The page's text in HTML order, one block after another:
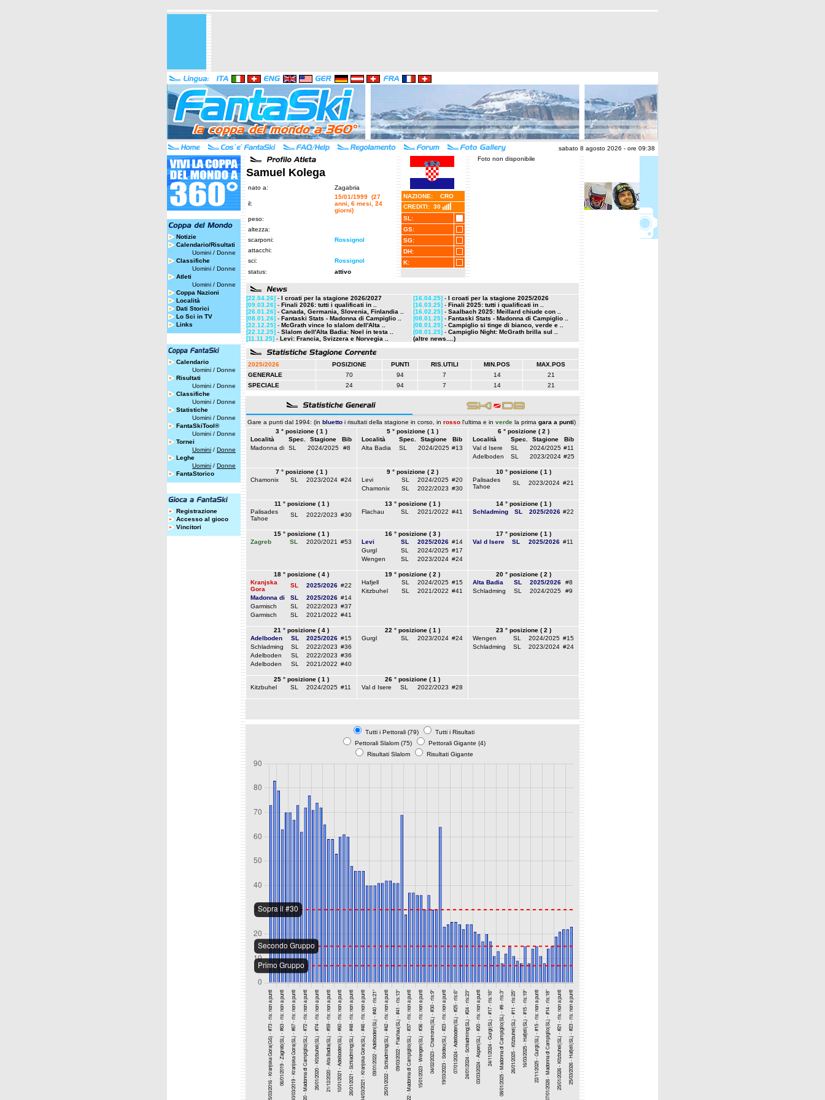
sabato 8 agosto 2026 - ore 09:38
Notizie
Calendario/Risultati
Uomini / Donne
Classifiche
Uomini / Donne
Atleti
Uomini / Donne
Coppa Nazioni
Località
Dati Storici
Lo Sci in TV
Links
Calendario
Uomini / Donne
Risultati
Uomini / Donne
Classifiche
Uomini / Donne
Statistiche
Uomini / Donne
FantaSkiTool®
Uomini / Donne
Tornei
Uomini / Donne
Leghe
Uomini / Donne
FantaStorico
Registrazione
Accesso al gioco
Vincitori
Samuel Kolega
nato a: Zagabria
il:
15/01/1999 (27
anni, 6 mesi, 24
giorni)
peso:
altezza:
scarponi:
Rossignol
attacchi:
sci:
Rossignol
status:
attivo
NAZIONE: CRO
CREDITI: 30
SL:
GS:
SG:
DH:
K:
Foto non disponibile
[22.04.26] - I croati per la stagione 2026/2027
[09.03.26] - Finali 2026: tutti i qualificati in ..
[26.01.26] - Canada, Germania, Slovenia, Finlandia ..
[08.01.26] - Fantaski Stats - Madonna di Campiglio ..
[22.12.25] - McGrath vince lo slalom dell'Alta ..
[22.12.25] - Slalom dell'Alta Badia: Noel in testa ..
[11.11.25] - Levi: Francia, Svizzera e Norvegia ..
[16.04.25] - I croati per la stagione 2025/2026
[16.03.25] - Finali 2025: tutti i qualificati in ..
[16.02.25] - Saalbach 2025: Meillard chiude con ..
[08.01.25] - Fantaski Stats - Madonna di Campiglio ..
[08.01.25] - Campiglio si tinge di bianco, verde e ..
[08.01.25] - Campiglio Night: McGrath brilla sul ..
(altre news....)
2025/2026 POSIZIONE PUNTI RIS.UTILI MIN.POS
MAX.POS
GENERALE
70 94 7 14
21
SPECIALE
24 94 7 14 21
Gare a punti dal 1994: (in bluetto i risultati della stagione in corso, in rosso l'ultima e in verde la prima gara a punti)
3 ° posizione ( 1 )
Località
Spec. Stagione
Bib
Madonna di
SL 2024/2025 #8
5 ° posizione ( 1 )
Località
Spec. Stagione
Bib
Alta Badia
SL 2024/2025 #13
6 ° posizione ( 2 )
Località
Spec. Stagione
Bib
Val d Isere
SL 2024/2025 #11
Adelboden
SL 2023/2024 #25
7 ° posizione ( 1 )
Chamonix
SL 2023/2024 #24
9 ° posizione ( 2 )
Levi
SL 2024/2025 #20
Chamonix
SL 2022/2023 #30
10 ° posizione ( 1 )
Palisades
Tahoe
SL 2023/2024 #21
11 ° posizione ( 1 )
Palisades
Tahoe
SL 2022/2023 #30
13 ° posizione ( 1 )
Flachau
SL 2021/2022 #41
14 ° posizione ( 1 )
Schladming
SL 2025/2026 #22
15 ° posizione ( 1 )
Zagreb
SL 2020/2021 #53
16 ° posizione ( 3 )
Levi
SL 2025/2026 #14
Gurgl
SL 2024/2025 #17
Wengen
SL 2023/2024 #24
17 ° posizione ( 1 )
Val d Isere
SL 2025/2026 #11
18 ° posizione ( 4 )
Kranjska
Gora
SL 2025/2026 #22
Madonna di
SL 2025/2026 #14
Garmisch
SL 2022/2023 #37
Garmisch
SL 2021/2022 #41
19 ° posizione ( 2 )
Hafjell
SL 2024/2025 #15
Kitzbuhel
SL 2021/2022 #41
20 ° posizione ( 2 )
Alta Badia
SL 2025/2026
#8
Schladming
SL 2024/2025 #9
21 ° posizione ( 4 )
Adelboden
SL 2025/2026 #15
Schladming
SL 2022/2023 #36
Adelboden
SL 2022/2023 #36
Adelboden
SL 2021/2022 #40
22 ° posizione ( 1 )
Gurgl
SL 2023/2024 #24
23 ° posizione ( 2 )
Wengen
SL 2024/2025 #15
Schladming
SL 2023/2024 #24
25 ° posizione ( 1 )
Kitzbuhel
SL 2024/2025 #11
26 ° posizione ( 1 )
Val d Isere
SL 2022/2023 #28
Tutti i Pettorali (79)
Tutti i Risultati
Pettorali Slalom (75)
Pettorali Gigante (4)
Risultati Slalom
Risultati Gigante